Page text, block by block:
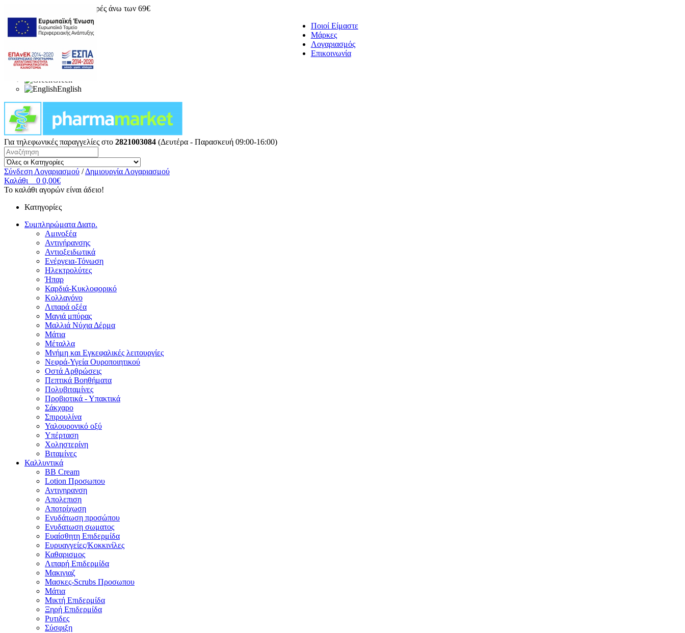
Δωρεάν μεταφορικά για αγορές άνω των 69€
Ποιοί Είμαστε
Μάρκες
Λογαριασμός
Επικοινωνία
Greek
English
Για τηλεφωνικές παραγγελίες στο 2821003084 (Δευτέρα - Παρασκευή 09:00-16:00)
Σύνδεση Λογαριασμού / Δημιουργία Λογαριασμού
Καλάθι
0 0,00€
Το καλάθι αγορών είναι άδειο!
Κατηγορίες
Συμπληρώματα Διατρ.
Αμινοξέα
Αντιγήρανσης
Αντιοξειδωτικά
Ενέργεια-Τόνωση
Ηλεκτρολύτες
Ήπαρ
Καρδιά-Κυκλοφορικό
Κολλαγόνο
Λιπαρά οξέα
Μαγιά μπύρας
Μαλλιά Νύχια Δέρμα
Μάτια
Μέταλλα
Μνήμη και Εγκεφαλικές λειτουργίες
Νεφρά-Υγεία Ουροποιητικού
Οστά Αρθρώσεις
Πεπτικά Βοηθήματα
Πολυβιταμίνες
Προβιοτικά - Υπακτικά
Σάκχαρο
Σπιρουλίνα
Υαλουρονικό οξύ
Υπέρταση
Χοληστερίνη
Βιταμίνες
Καλλυντικά
BB Cream
Lotion Προσωπου
Αντιγηρανση
Απολεπιση
Αποτρίχωση
Ενυδάτωση προσώπου
Ενυδατωση σωματος
Ευαίσθητη Επιδερμίδα
Ευρυαγγείες/Κοκκινίλες
Καθαρισμος
Λιπαρή Επιδερμίδα
Μακιγιαζ
Μασκες-Scrubs Προσωπου
Μάτια
Μικτή Επιδερμίδα
Ξηρή Επιδερμίδα
Ρυτιδες
Σύσφιξη